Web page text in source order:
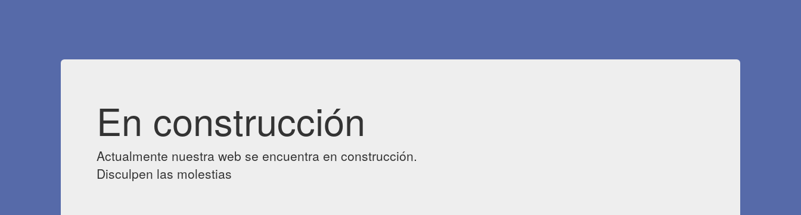
En construcción
Actualmente nuestra web se encuentra en construcción.
Disculpen las molestias